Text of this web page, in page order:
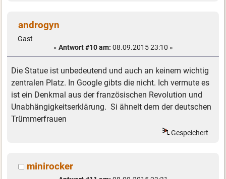
androgyn
Gast
« Antwort #10 am: 08.09.2015 23:10 »
Die Statue ist unbedeutend und auch an keinem wichtig
zentralen Platz. In Google gibts die nicht. Ich vermute es
ist ein Denkmal aus der französischen Revolution und
Unabhängigkeitserklärung. Si ähnelt dem der deutschen
Trümmerfrauen
Gespeichert
minirocker